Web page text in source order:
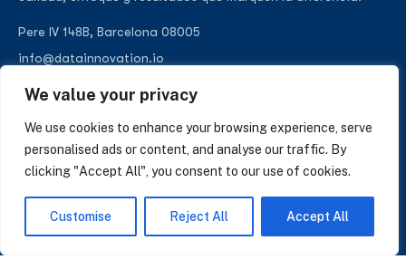
We value your privacy
We use cookies to enhance your browsing experience, serve
personalised ads or content, and analyse our traffic. By
clicking "Accept All", you consent to our use of cookies.
Customise Reject All Accept All
Pere IV 148B, Barcelona 08005
info@datainnovation.io
SUSCRÍBASE A NUESTRAS NOTICIAS
Perspectivas sobre IA, datos y CRM. Sin spam, solo lo que importa.